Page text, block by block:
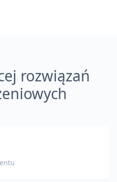
rozwiązań